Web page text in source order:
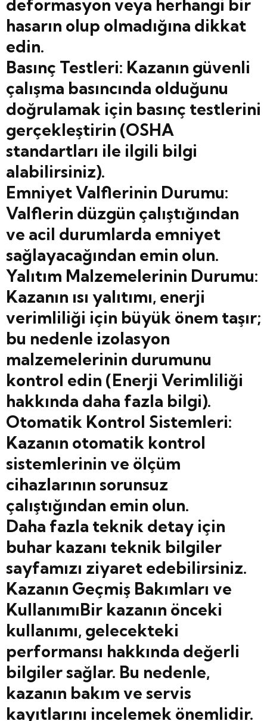
deformasyon veya herhangi bir
hasarın olup olmadığına dikkat
edin.
Basınç Testleri: Kazanın güvenli
çalışma basıncında olduğunu
doğrulamak için basınç testlerini
gerçekleştirin (OSHA
standartları ile ilgili bilgi
alabilirsiniz).
Emniyet Valflerinin Durumu:
Valflerin düzgün çalıştığından
ve acil durumlarda emniyet
sağlayacağından emin olun.
Yalıtım Malzemelerinin Durumu:
Kazanın ısı yalıtımı, enerji
verimliliği için büyük önem taşır;
bu nedenle izolasyon
malzemelerinin durumunu
kontrol edin (Enerji Verimliliği
hakkında daha fazla bilgi).
Otomatik Kontrol Sistemleri:
Kazanın otomatik kontrol
sistemlerinin ve ölçüm
cihazlarının sorunsuz
çalıştığından emin olun.
Daha fazla teknik detay için
buhar kazanı teknik bilgiler
sayfamızı ziyaret edebilirsiniz.
Kazanın Geçmiş Bakımları ve
KullanımıBir kazanın önceki
kullanımı, gelecekteki
performansı hakkında değerli
bilgiler sağlar. Bu nedenle,
kazanın bakım ve servis
kayıtlarını incelemek önemlidir.